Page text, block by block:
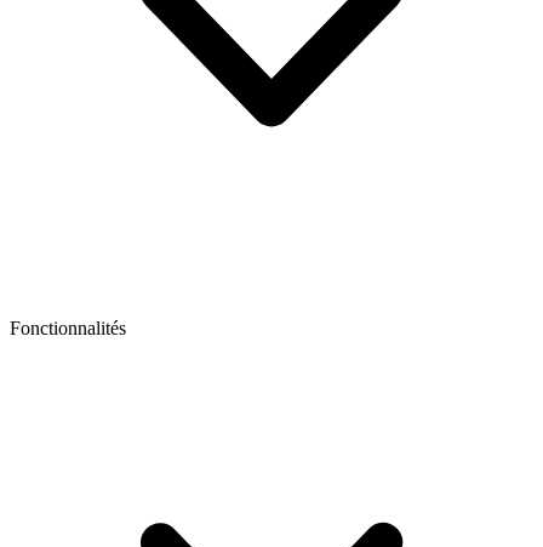
Fonctionnalités